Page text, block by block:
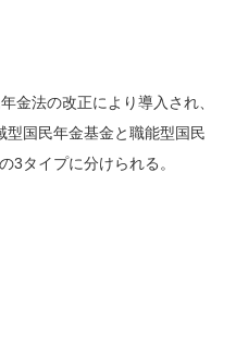
金法の改正により導入され、
型国民年金基金と職能型国民
3タイプに分けられる。